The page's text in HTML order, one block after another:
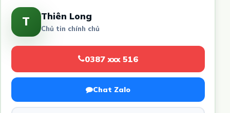
T Thiên Long
Chủ tin chính chủ
0387 xxx 516
Chat Zalo